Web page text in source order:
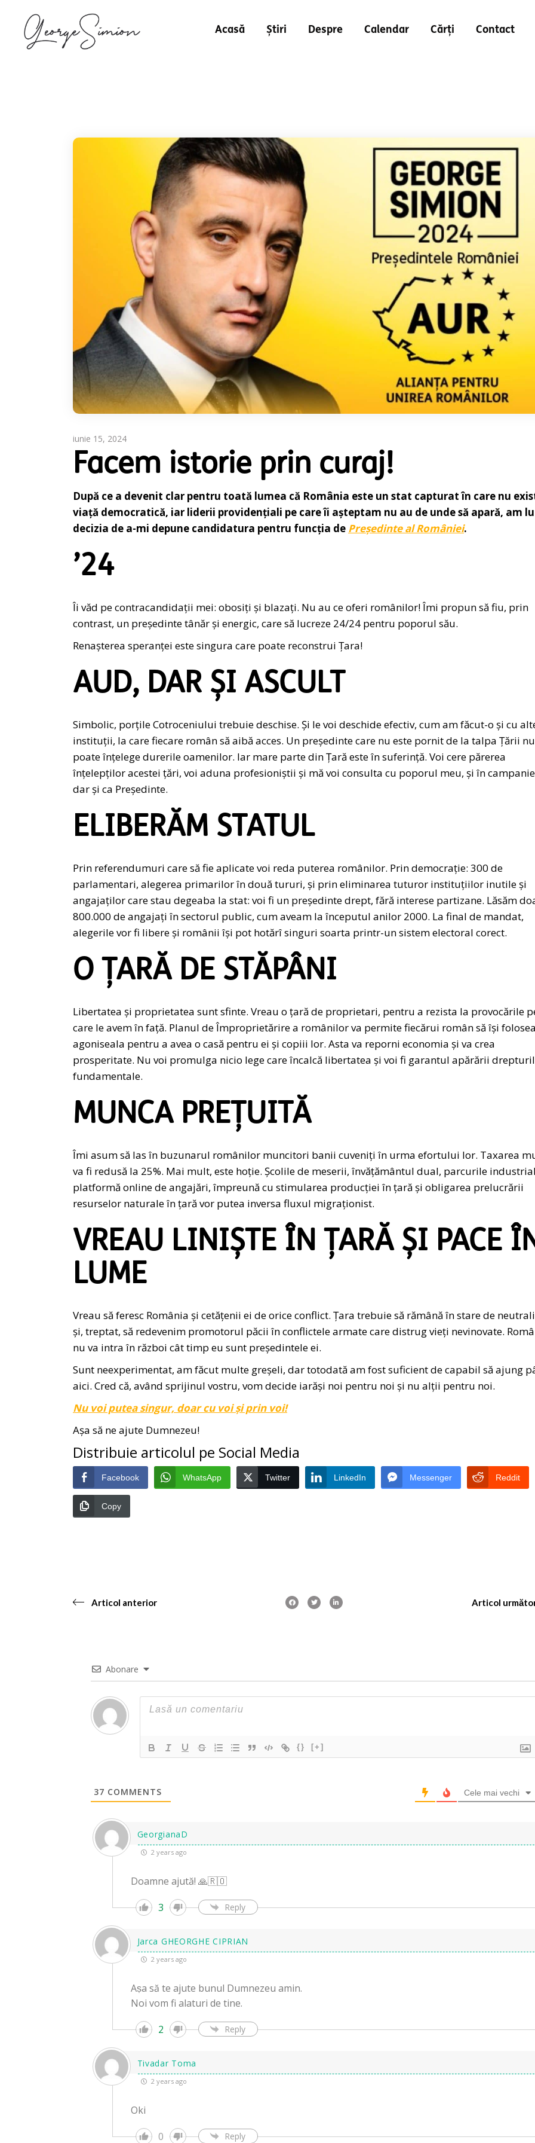
Acasă Știri Despre Calendar Cărți Contact
iunie 15, 2024
Facem istorie prin curaj!
După ce a devenit clar pentru toată lumea că România este un stat capturat în care nu
viață democratică, iar liderii providențiali pe care îi așteptam nu au de unde să apară, am
decizia de a-mi depune candidatura pentru funcția de Președinte al României.
’24
Îi văd pe contracandidații mei: obosiți și blazați. Nu au ce oferi românilor! Îmi propun să fiu, prin
contrast, un președinte tânăr și energic, care să lucreze 24/24 pentru poporul său.
Renașterea speranței este singura care poate reconstrui Țara!
AUD, DAR ȘI ASCULT
Simbolic, porțile Cotroceniului trebuie deschise. Și le voi deschide efectiv, cum am făcut-o și cu
instituții, la care fiecare român să aibă acces. Un președinte care nu este pornit de la talpa Țării nu
poate înțelege durerile oamenilor. Iar mare parte din Țară este în suferință. Voi cere părerea
înțelepților acestei țări, voi aduna profesioniștii și mă voi consulta cu poporul meu, și în
dar și ca Președinte.
ELIBERĂM STATUL
Prin referendumuri care să fie aplicate voi reda puterea românilor. Prin democrație: 300 de
parlamentari, alegerea primarilor în două tururi, și prin eliminarea tuturor instituțiilor inutile și
angajaților care stau degeaba la stat: voi fi un președinte drept, fără interese partizane. Lăsăm
800.000 de angajați în sectorul public, cum aveam la începutul anilor 2000. La final de mandat,
alegerile vor fi libere și românii își pot hotărî singuri soarta printr-un sistem electoral corect.
O ȚARĂ DE STĂPÂNI
Libertatea și proprietatea sunt sfinte. Vreau o țară de proprietari, pentru a rezista la provocările
care le avem în față. Planul de Împroprietărire a românilor va permite fiecărui român să își
agoniseala pentru a avea o casă pentru ei și copiii lor. Asta va reporni economia și va crea
prosperitate. Nu voi promulga nicio lege care încalcă libertatea și voi fi garantul apărării
fundamentale.
MUNCA PREȚUITĂ
Îmi asum să las în buzunarul românilor muncitori banii cuveniți în urma efortului lor. Taxarea
va fi redusă la 25%. Mai mult, este hoție. Școlile de meserii, învățământul dual, parcurile
platformă online de angajări, împreună cu stimularea producției în țară și obligarea prelucrării
resurselor naturale în țară vor putea inversa fluxul migraționist.
VREAU LINIȘTE ÎN ȚARĂ ȘI PACE
LUME
Vreau să feresc România și cetățenii ei de orice conflict. Țara trebuie să rămână în stare de
și, treptat, să redevenim promotorul păcii în conflictele armate care distrug vieți nevinovate.
nu va intra în război cât timp eu sunt președintele ei.
Sunt neexperimentat, am făcut multe greșeli, dar totodată am fost suficient de capabil să ajung
aici. Cred că, având sprijinul vostru, vom decide iarăși noi pentru noi și nu alții pentru noi.
Nu voi putea singur, doar cu voi și prin voi!
Așa să ne ajute Dumnezeu!
Distribuie articolul pe Social Media
Facebook WhatsApp Twitter LinkedIn Messenger Reddit
Copy
Articol anterior Articol
Abonare
{} [+]
37 COMMENTS Cele mai vechi
GeorgianaD
2 years ago
Doamne ajută! 🙏🇷🇴
3
Reply
Jarca GHEORGHE CIPRIAN
2 years ago
Aṣa să te ajute bunul Dumnezeu amin.
Noi vom fi alaturi de tine.
2
Reply
Tivadar Toma
2 years ago
Oki
0
Reply